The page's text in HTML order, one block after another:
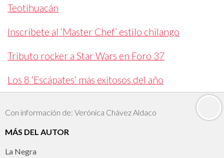
Teotihuacán
Inscríbete al ‘Master Chef’ estilo chilango
Tributo rocker a Star Wars en Foro 37
Los 8 ‘Escápates’ más exitosos del año
Con información de: Verónica Chávez Aldaco
MÁS DEL AUTOR
La Negra